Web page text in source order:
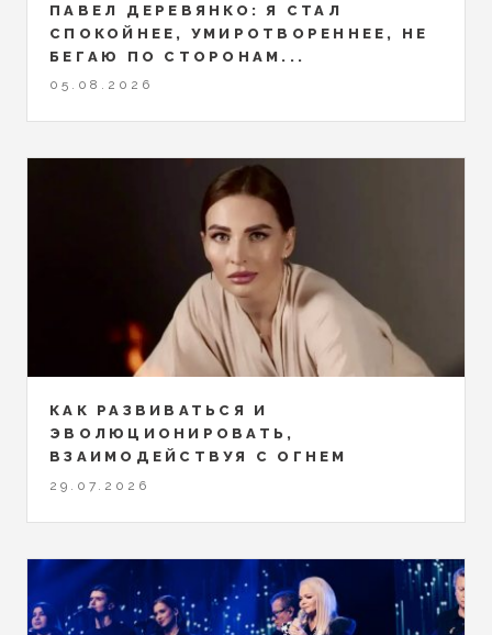
ПАВЕЛ ДЕРЕВЯНКО: Я СТАЛ
СПОКОЙНЕЕ, УМИРОТВОРЕННЕЕ, НЕ
БЕГАЮ ПО СТОРОНАМ...
05.08.2026
КАК РАЗВИВАТЬСЯ И
ЭВОЛЮЦИОНИРОВАТЬ,
ВЗАИМОДЕЙСТВУЯ С ОГНЕМ
29.07.2026